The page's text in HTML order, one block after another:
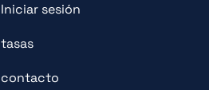
Iniciar sesión
tasas
contacto